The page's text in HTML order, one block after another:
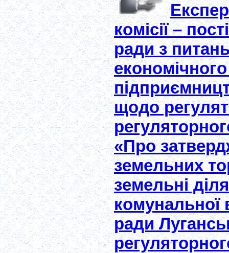
комісії –
ради з
щодо
«Про
земельних
земельні
комунальної
ради